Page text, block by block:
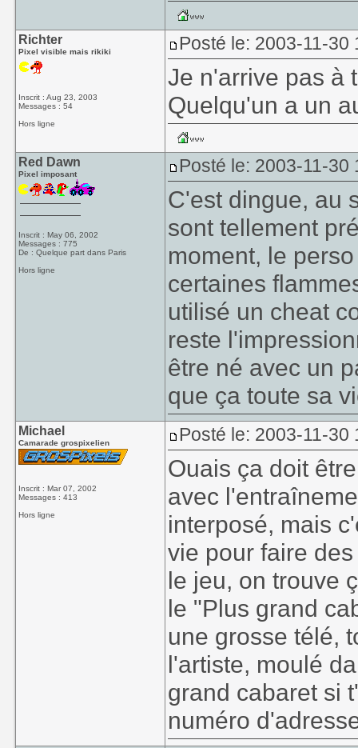
Richter
Pixel visible mais rikiki
Inscrit : Aug 23, 2003
Messages : 54
Hors ligne
Posté le: 2003-11-30
Je n'arrive pas à
Quelqu'un a un
Red Dawn
Pixel imposant
Inscrit : May 06, 2002
Messages : 775
De : Quelque part dans Paris
Hors ligne
Posté le: 2003-11-30
C'est dingue, au
sont tellement
moment, le
certaines
utilisé un cheat
reste
être né avec un
que ça toute sa
Michael
Camarade grospixelien
Inscrit : Mar 07, 2002
Messages : 413
Hors ligne
Posté le: 2003-11-30
Ouais ça doit
avec
interposé, mais
vie pour faire
le jeu, on trouve
le "Plus grand
une grosse télé,
l'artiste, moulé
grand cabaret si
numéro